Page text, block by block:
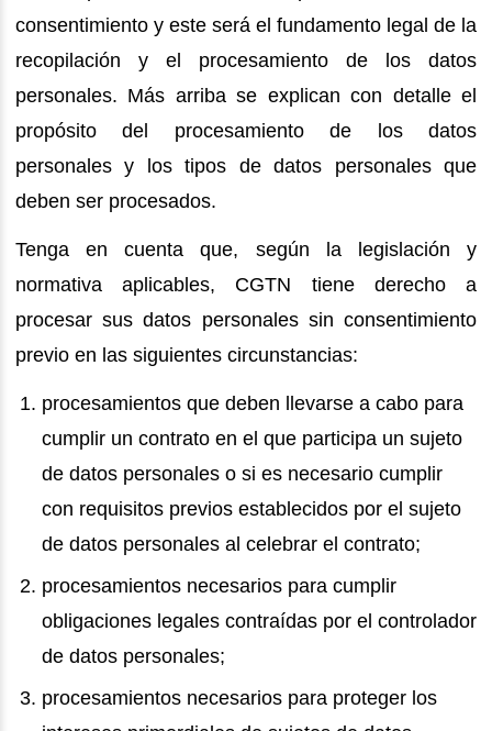
consentimiento y este será el fundamento legal de la
recopilación y el procesamiento de los datos
personales. Más arriba se explican con detalle el
propósito del procesamiento de los datos
personales y los tipos de datos personales que
deben ser procesados.
Tenga en cuenta que, según la legislación y
normativa aplicables, CGTN tiene derecho a
procesar sus datos personales sin consentimiento
previo en las siguientes circunstancias:
procesamientos que deben llevarse a cabo para
cumplir un contrato en el que participa un sujeto
de datos personales o si es necesario cumplir
con requisitos previos establecidos por el sujeto
de datos personales al celebrar el contrato;
procesamientos necesarios para cumplir
obligaciones legales contraídas por el controlador
de datos personales;
procesamientos necesarios para proteger los